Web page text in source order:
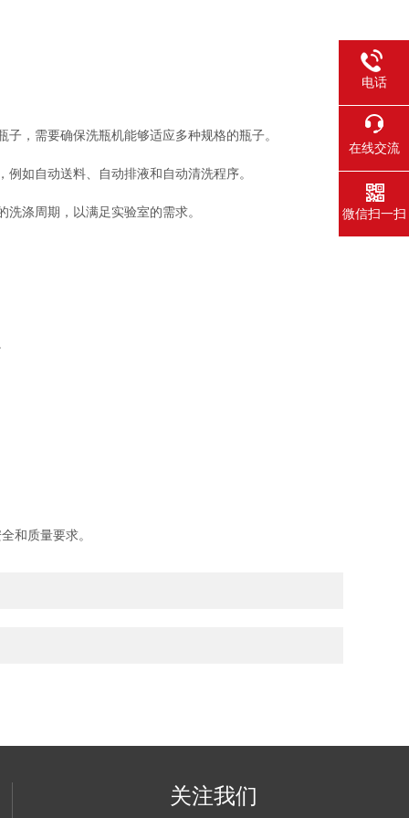
，需要确保洗瓶机能够适应多种规格的瓶子。
如自动送料、自动排液和自动清洗程序。
涤周期，以满足实验室的需求。
和质量要求。
关注我们
电话
在线交流
微信扫一扫